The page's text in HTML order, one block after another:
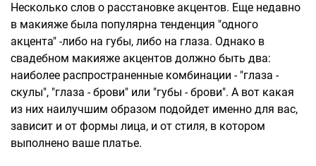
Несколько слов о расстановке акцентов. Еще недавно
в макияже была популярна тенденция "одного
акцента" -либо на губы, либо на глаза. Однако в
свадебном макияже акцентов должно быть два:
наиболее распространенные комбинации - "глаза -
скулы", "глаза - брови" или "губы - брови". А вот какая
из них наилучшим образом подойдет именно для вас,
зависит и от формы лица, и от стиля, в котором
выполнено ваше платье.